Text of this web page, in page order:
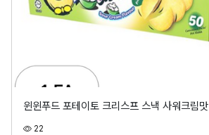
윈윈푸드 포테이토 크리스프 스낵 사워크림맛
22